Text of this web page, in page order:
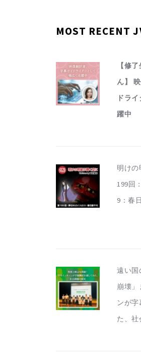
MOST RECENT
【修
ん】
ドラ
躍中
明けの
199回
9：春
遠い国
崩壊」
ンが
た、社